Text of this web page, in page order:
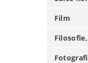
Film